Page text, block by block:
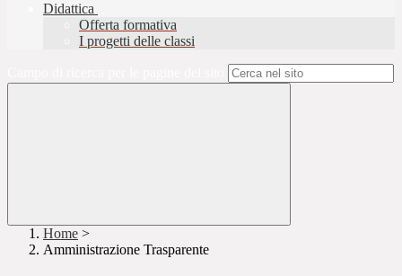
Didattica
Offerta formativa
I progetti delle classi
Home >
Amministrazione Trasparente